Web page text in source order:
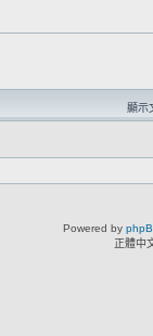
顯示
Powered by
正體中